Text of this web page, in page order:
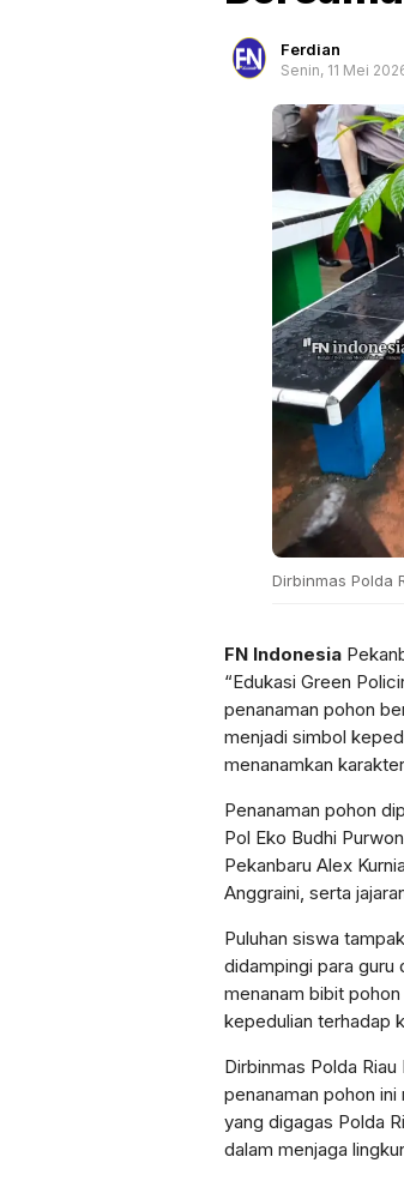
Ferdian
Senin, 11 Mei
Dirbinmas Polda
FN Indonesia
“Edukasi Green
penanaman pohon
menjadi simbol
menanamkan
Penanaman pohon
Pol Eko Budhi
Pekanbaru Alex
Anggraini, serta
Puluhan siswa
didampingi para guru
menanam bibit
kepedulian terhadap
Dirbinmas Polda
penanaman pohon
yang digagas Polda
dalam menjaga